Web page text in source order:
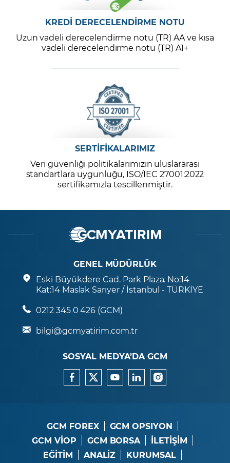
KREDİ DERECELENDİRME NOTU
Uzun vadeli derecelendirme notu (TR) AA ve kısa
vadeli derecelendirme notu (TR) A1+
SERTİFİKALARIMIZ
Veri güvenliği politikalarımızın uluslararası
standartlara uygunluğu, ISO/IEC 27001:2022
sertifikamızla tescillenmiştir.
GENEL MÜDÜRLÜK
Eski Büyükdere Cad. Park Plaza. No:14
Kat:14 Maslak Sarıyer / İstanbul - TÜRKİYE
0212 345 0 426 (GCM)
bilgi@gcmyatirim.com.tr
SOSYAL MEDYA’DA GCM
GCM FOREX
GCM OPSIYON
GCM VİOP
GCM BORSA
İLETİŞİM
EĞİTİM
ANALİZ
KURUMSAL